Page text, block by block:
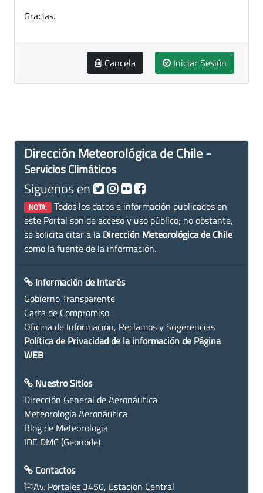
Gracias.
Cancela Iniciar Sesión
Dirección Meteorológica de Chile -
Servicios Climáticos
Siguenos en
NOTA: Todos los datos e información publicados en
este Portal son de acceso y uso público; no obstante,
se solicita citar a la Dirección Meteorológica de Chile
como la fuente de la información.
Información de Interés
Gobierno Transparente
Carta de Compromiso
Oficina de Información, Reclamos y Sugerencias
Política de Privacidad de la información de Página
WEB
Nuestro Sitios
Dirección General de Aeronáutica
Meteorología Aeronáutica
Blog de Meteorología
IDE DMC (Geonode)
Contactos
Av. Portales 3450, Estación Central